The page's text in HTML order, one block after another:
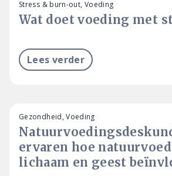
Wat doet voeding met
Stress & burn-out, Voeding
Lees verder
ervaren hoe
lichaam en geest
Gezondheid, Voeding